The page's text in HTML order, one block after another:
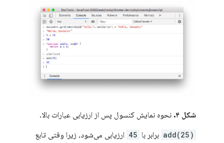
شکل ۴. نحوه نمایش کنسول پس از ارزیابی عبارات بالا.
add(25) برابر با 45 ارزیابی می‌شود، زیرا وقتی تابع